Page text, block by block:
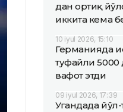
дан ортиқ
иккита кема
10 iyul 2026, 15:10
Германияда
туфайли 5000
вафот этди
09 iyul 2026, 17:39
Угандада